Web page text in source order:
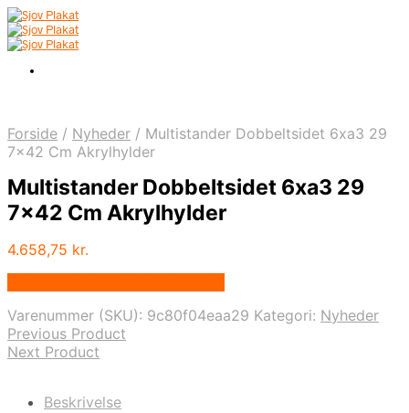
Forside / Nyheder / Multistander Dobbeltsidet 6xa3 29
7×42 Cm Akrylhylder
Multistander Dobbeltsidet 6xa3 29
7×42 Cm Akrylhylder
4.658,75 kr.
Varenummer (SKU): 9c80f04eaa29 Kategori: Nyheder
Previous Product
Next Product
Beskrivelse